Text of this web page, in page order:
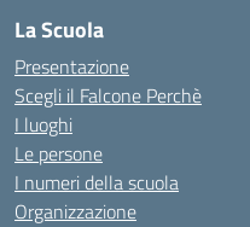
La Scuola
Presentazione
Scegli il Falcone Perchè
I luoghi
Le persone
I numeri della scuola
Organizzazione